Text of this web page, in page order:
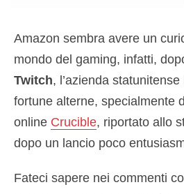
Amazon sembra avere un
mondo del gaming, infatti,
Twitch, l’azienda
fortune alterne, specialmente
online Crucible, riportato allo
dopo un lancio poco
Fateci sapere nei commenti